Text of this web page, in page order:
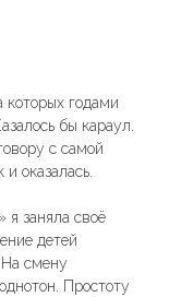
которых годами
бы караул.
с самой
оказалась.
я заняла своё
детей
смену
Простоту